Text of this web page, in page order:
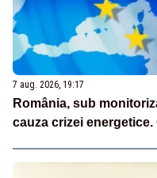
7 aug. 2026, 19:17
România, sub
cauza crizei